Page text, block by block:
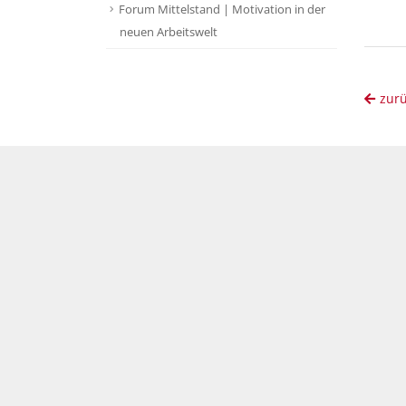
Forum Mittelstand | Motivation in der
neuen Arbeitswelt